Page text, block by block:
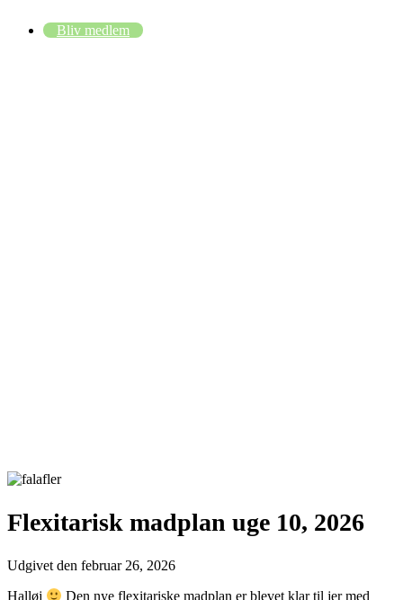
Bliv medlem
Flexitarisk madplan uge 10, 2026
Udgivet den februar 26, 2026
Halløj
Den nye flexitariske madplan er blevet klar til jer med